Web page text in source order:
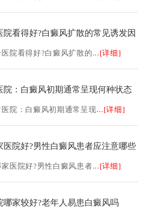
看得好?白癜风扩散的常见诱发因
看得好?白癜风扩散的...[详细]
院：白癜风初期通常呈现何种状态
：白癜风初期通常呈现...[详细]
医院好?男性白癜风患者应注意哪些
院好?男性白癜风患者...[详细]
哪家较好?老年人易患白癜风吗